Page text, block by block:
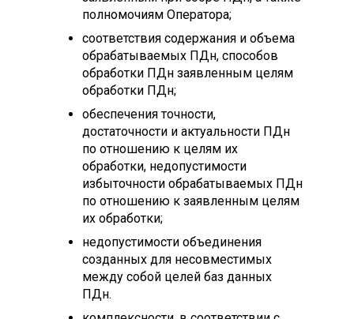
полномочиям Оператора;
соответствия содержания и объема
обрабатываемых ПДн, способов
обработки ПДн заявленным целям
обработки ПДн;
обеспечения точности,
достаточности и актуальности ПДн
по отношению к целям их
обработки, недопустимости
избыточности обрабатываемых ПДн
по отношению к заявленным целям
их обработки;
недопустимости объединения
созданных для несовместимых
между собой целей баз данных
ПДн.